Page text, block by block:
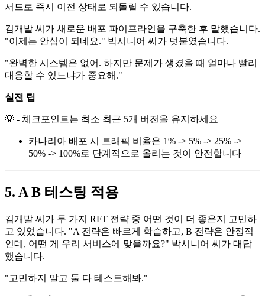
서드로 즉시 이전 상태로 되돌릴 수 있습니다.
김개발 씨가 새로운 배포 파이프라인을 구축한 후 말했습니다.
"이제는 안심이 되네요." 박시니어 씨가 덧붙였습니다.
"완벽한 시스템은 없어. 하지만 문제가 생겼을 때 얼마나 빨리
대응할 수 있느냐가 중요해."
실전 팁
💡 - 체크포인트는 최소 최근 5개 버전을 유지하세요
카나리아 배포 시 트래픽 비율은 1% -> 5% -> 25% ->
50% -> 100%로 단계적으로 올리는 것이 안전합니다
5. A B 테스팅 적용
김개발 씨가 두 가지 RFT 전략 중 어떤 것이 더 좋은지 고민하
고 있었습니다. "A 전략은 빠르게 학습하고, B 전략은 안정적
인데, 어떤 게 우리 서비스에 맞을까요?" 박시니어 씨가 대답
했습니다.
"고민하지 말고 둘 다 테스트해봐."